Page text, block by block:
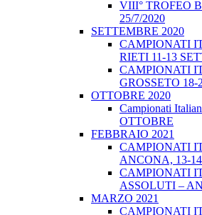
VIII° TROFEO
25/7/2020
SETTEMBRE 2020
CAMPIONATI
RIETI 11-13
CAMPIONATI
GROSSETO
OTTOBRE 2020
Campionati
OTTOBRE
FEBBRAIO 2021
CAMPIONATI
ANCONA, 13-
CAMPIONATI
ASSOLUTI –
MARZO 2021
CAMPIONATI